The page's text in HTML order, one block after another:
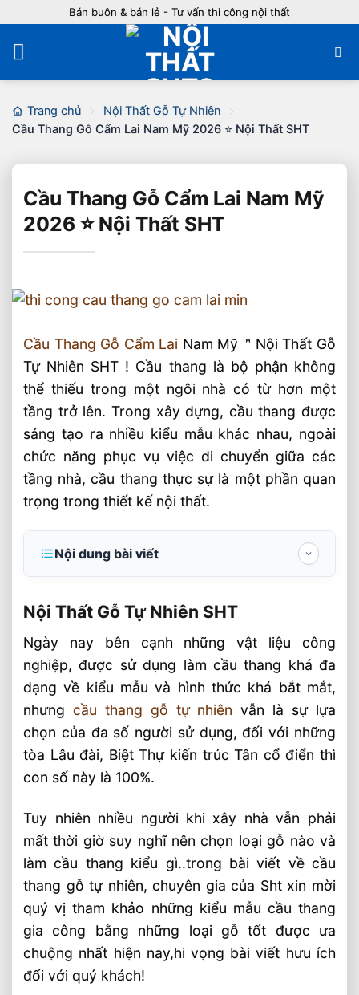
nội
dung
Bán buôn & bán lẻ - Tư vấn thi công nội thất
Trang chủ
Nội Thất Gỗ Tự Nhiên
Cầu Thang Gỗ Cẩm Lai Nam Mỹ 2026 ⭐️ Nội Thất SHT
Cầu Thang Gỗ Cẩm Lai Nam Mỹ
2026 ⭐️ Nội Thất SHT
Cầu Thang Gỗ Cẩm Lai Nam Mỹ ™ Nội Thất Gỗ
Tự Nhiên SHT ! Cầu thang là bộ phận không
thể thiếu trong một ngôi nhà có từ hơn một
tầng trở lên. Trong xây dựng, cầu thang được
sáng tạo ra nhiều kiểu mẫu khác nhau, ngoài
chức năng phục vụ việc di chuyển giữa các
tầng nhà, cầu thang thực sự là một phần quan
trọng trong thiết kế nội thất.
Nội dung bài viết
Ưu điểm của cầu thang gỗ tự nhiên
Cầu Thang Gỗ Cẩm Lai Nam Mỹ ™ Nội Thất
Gỗ Tự Nhiên SHT
Cầu thang gỗ Cẩm Lai Nam Mỹ
Cấu tạo của bộ cầu thang gỗ cẩm lai
Trụ Deba
Tay vịn cầu thang
Lan can
Mặt bậc cầu thang
Gia công cầu thang tại SHT
Video nhà máy sản xuất nội thất tự nhiên
SHT
Bài Viết Liên Quan
Bộ Bàn Ghế Gỗ Trắc Siêu Khủng 12 Món
Nội Thất Gỗ Tự Nhiên SHT
Ngày nay bên cạnh những vật liệu công
nghiệp, được sử dụng làm cầu thang khá đa
dạng về kiểu mẫu và hình thức khá bắt mắt,
nhưng cầu thang gỗ tự nhiên vẫn là sự lựa
chọn của đa số người sử dụng, đối với những
tòa Lâu đài, Biệt Thự kiến trúc Tân cổ điển thì
con số này là 100%.
Tuy nhiên nhiều người khi xây nhà vẫn phải
mất thời giờ suy nghĩ nên chọn loại gỗ nào và
làm cầu thang kiểu gì..trong bài viết về cầu
thang gỗ tự nhiên, chuyên gia của Sht xin mời
quý vị tham khảo những kiểu mẫu cầu thang
gia công bằng những loại gỗ tốt được ưa
chuộng nhất hiện nay,hi vọng bài viết hưu ích
đối với quý khách!